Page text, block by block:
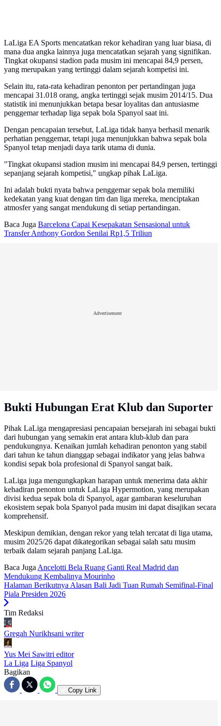
LaLiga EA Sports mencatatkan rekor kehadiran yang luar biasa, di
mana dua angka lainnya juga mencatatkan sejarah yang signifikan.
Tingkat okupansi stadion pada musim ini mencapai 84,9 persen,
yang merupakan yang tertinggi dalam sejarah kompetisi ini.
Selain itu, rata-rata kehadiran penonton per pertandingan juga
mencapai 31.018 orang, angka tertinggi sejak musim 2014/15. Dua
statistik ini menunjukkan betapa besar loyalitas dan antusiasme
penggemar terhadap liga sepak bola Spanyol saat ini.
Dengan pencapaian tersebut, LaLiga tidak hanya berhasil menarik
perhatian penggemar, tetapi juga menunjukkan bahwa sepak bola
Spanyol tetap menjadi daya tarik utama di dunia.
"Tingkat okupansi stadion musim ini mencapai 84,9 persen, tertinggi
sepanjang sejarah kompetisi," ungkap pihak LaLiga.
Ini adalah bukti nyata bahwa penggemar sepak bola memiliki
kedekatan yang kuat dengan tim dan liga mereka, menciptakan
atmosfer yang sangat mendukung di setiap pertandingan.
Baca Juga Barcelona Capai Kesepakatan Sensasional untuk
Transfer Anthony Gordon Senilai Rp1,5 Triliun
Advertisement
Bukti Hubungan Erat Klub dan Suporter
Pihak LaLiga mengapresiasi pencapaian bersejarah ini sebagai bukti
dari hubungan yang semakin erat antara klub-klub dan para
pendukungnya. Kenaikan jumlah kehadiran penonton yang stabil
dari tahun ke tahun dianggap sebagai indikator yang jelas bahwa
kondisi sepak bola profesional di Spanyol sangat baik.
LaLiga juga mengungkapkan harapan untuk menerima data akhir
kehadiran penonton untuk LaLiga Hypermotion, yang merupakan
divisi kedua sepak bola di Spanyol, agar gambaran keseluruhan
ekosistem sepak bola Spanyol pada musim ini dapat disajikan secara
komprehensif.
Meskipun demikian, dengan rekor yang telah tercatat di liga utama,
musim 2025/26 dapat dikategorikan sebagai salah satu musim
terbaik dalam sejarah panjang LaLiga.
Baca Juga Ancelotti Bela Ruang Ganti Real Madrid dan
Mendukung Kembalinya Mourinho
Halaman Berikutnya Alasan Bali Jadi Tuan Rumah Semifinal-Final
Piala Presiden 2026
Tim Redaksi
Gregah Nurikhsani writer
Yus Mei Sawitri editor
La Liga Liga Spanyol
Bagikan
Copy Link